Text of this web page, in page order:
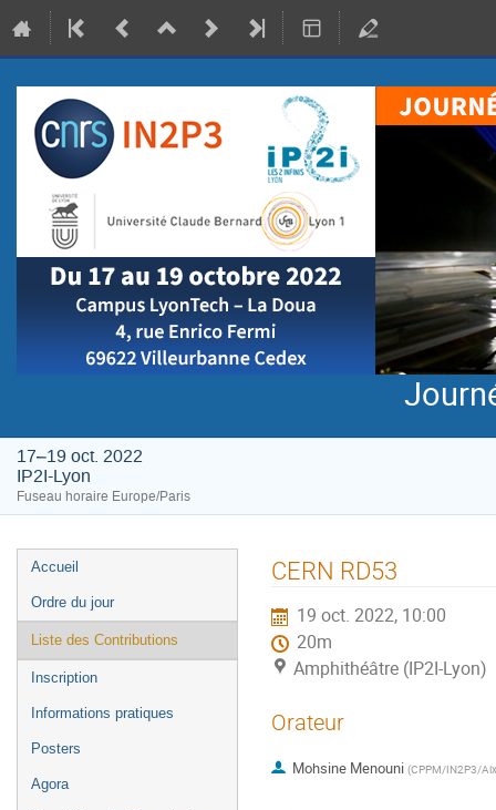
17–19 oct. 2022
IP2I-Lyon
Fuseau horaire Europe/Paris
Menu
de
l'événement
Accueil
Ordre du jour
Liste des Contributions
Inscription
Informations pratiques
Posters
Agora
CERN RD53
19 oct. 2022, 10:00
20m
Amphithéâtre (IP2I-Lyon)
Orateur
Mohsine Menouni (CPPM/IN2P3/